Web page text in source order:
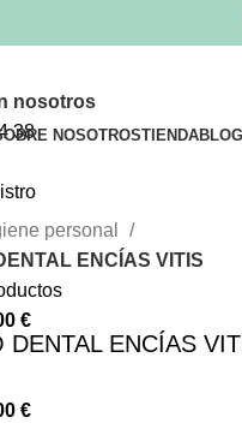
nosotros
38
€
€
NOSOTROSTIENDABLOG
personal
ENCÍAS VITIS
DENTAL ENCÍAS